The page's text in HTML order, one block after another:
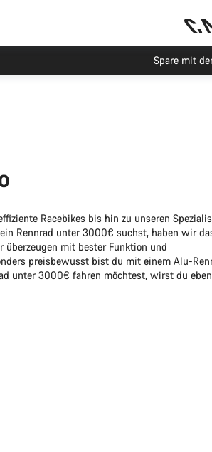
Spare mit
Racebikes bis hin zu unseren
Rennrad unter 3000€ suchst, haben wir
überzeugen mit bester Funktion und
preisbewusst bist du mit einem Alu-
unter 3000€ fahren möchtest, wirst du